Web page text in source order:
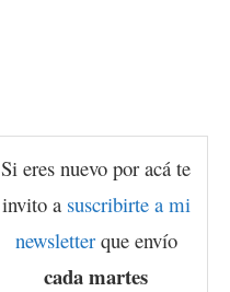
Si eres nuevo por acá te
invito asuscribirte a mi
newsletterque envío
cada martes